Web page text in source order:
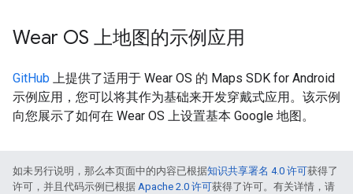
Wear OS 上地图的示例应用
GitHub 上提供了适用于 Wear OS 的 Maps SDK for Android
示例应用，您可以将其作为基础来开发穿戴式应用。该示例
向您展示了如何在 Wear OS 上设置基本 Google 地图。
如未另行说明，那么本页面中的内容已根据知识共享署名 4.0 许可获得了
许可，并且代码示例已根据 Apache 2.0 许可获得了许可。有关详情，请